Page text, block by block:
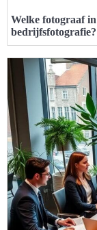
Welke fotograaf
bedrijfsfotografie?